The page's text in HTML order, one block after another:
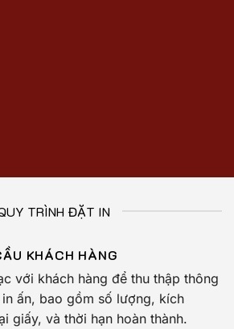
TRÌNH ĐẶT IN
KHÁCH HÀNG
với khách hàng để thu thập thông
ấn, bao gồm số lượng, kích
giấy, và thời hạn hoàn thành.